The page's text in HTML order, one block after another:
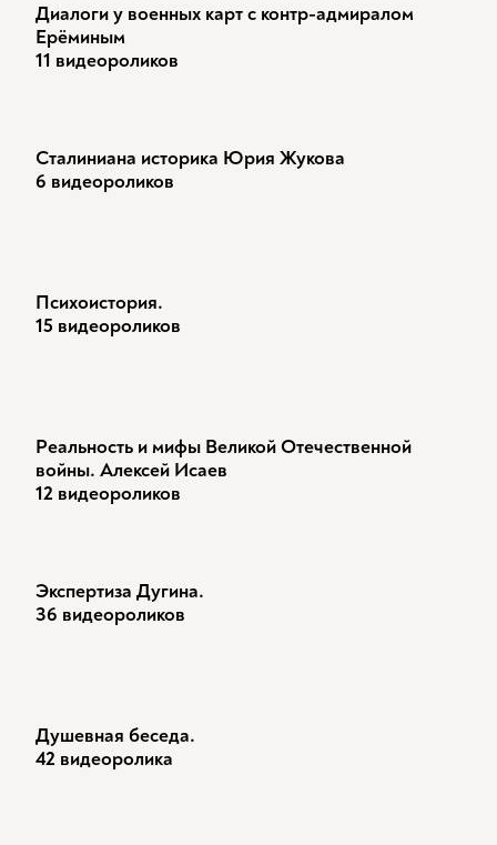
Диалоги у военных карт с контр-адмиралом
Ерёминым
11 видеороликов
Сталиниана историка Юрия Жукова
6 видеороликов
Психоистория.
15 видеороликов
Реальность и мифы Великой Отечественной
войны. Алексей Исаев
12 видеороликов
Экспертиза Дугина.
36 видеороликов
Душевная беседа.
42 видеоролика